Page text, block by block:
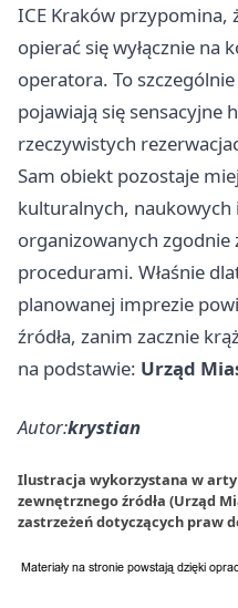
ICE Kraków przypomina,
opierać się wyłącznie na
operatora. To
pojawiają się sensacyjne
rzeczywistych
Sam obiekt pozostaje
kulturalnych, naukowych
organizowanych zgodnie
procedurami. Właśnie
planowanej imprezie
źródła, zanim zacznie
na podstawie: Urząd
Autor:krystian
Ilustracja wykorzystana w
zewnętrznego źródła (Urząd
zastrzeżeń dotyczących praw